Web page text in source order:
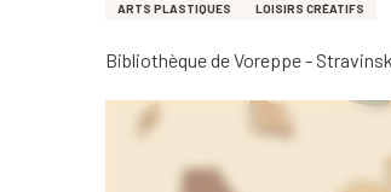
ARTS PLASTIQUES LOISIRS CRÉATIFS
Bibliothèque de Voreppe -